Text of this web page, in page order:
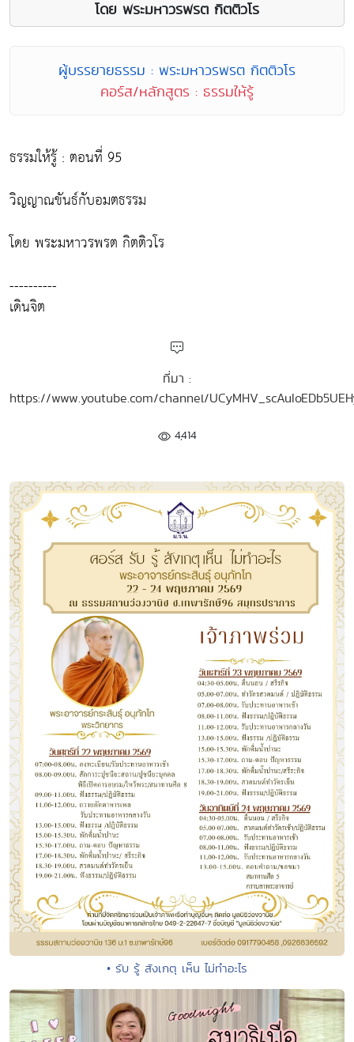
โดย พระมหาวรพรต กิตติวโร
ผู้บรรยายธรรม : พระมหาวรพรต กิตติวโร
คอร์ส/หลักสูตร : ธรรมให้รู้
ธรรมให้รู้ : ตอนที่ 95
วิญญาณขันธ์กับอมตธรรม
โดย พระมหาวรพรต กิตติวโร
----------
เดินจิต
ที่มา :
https://www.youtube.com/channel/
4,414
• รับ รู้ สังเกตุ เห็น ไม่ทำอะไร